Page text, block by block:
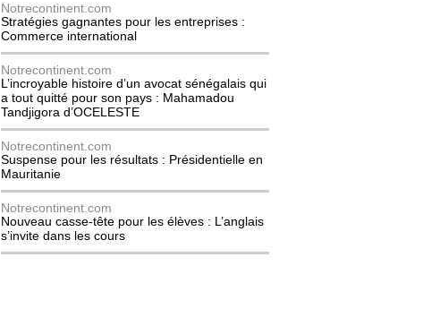
Notrecontinent.com
Stratégies gagnantes pour les entreprises :
Commerce international
Notrecontinent.com
L’incroyable histoire d’un avocat sénégalais qui
a tout quitté pour son pays : Mahamadou
Tandjigora d’OCELESTE
Notrecontinent.com
Suspense pour les résultats : Présidentielle en
Mauritanie
Notrecontinent.com
Nouveau casse-tête pour les élèves : L’anglais
s’invite dans les cours